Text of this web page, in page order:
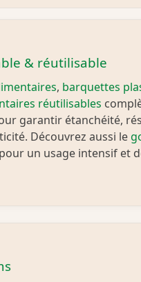
& réutilisable
, barquettes
réutilisables
garantir étanchéité,
Découvrez aussi le
un usage intensif et